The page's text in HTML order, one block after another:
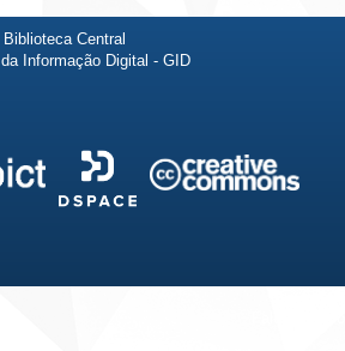
Central
Informação Digital - GID